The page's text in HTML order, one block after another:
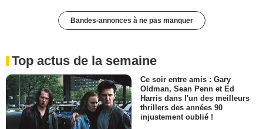
Bandes-annonces à ne pas manquer
Top actus de la semaine
Ce soir entre amis : Gary
Oldman, Sean Penn et Ed
Harris dans l'un des meilleurs
thrillers des années 90
injustement oublié !